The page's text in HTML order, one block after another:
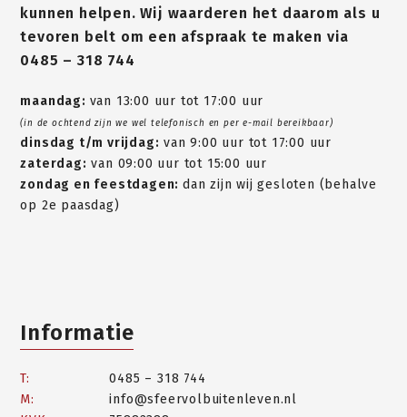
kunnen helpen. Wij waarderen het daarom als u
tevoren belt om een afspraak te maken via
0485 – 318 744
maandag: van 13:00 uur tot 17:00 uur
(in de ochtend zijn we wel telefonisch en per e-mail bereikbaar)
dinsdag t/m vrijdag: van 9:00 uur tot 17:00 uur
zaterdag: van 09:00 uur tot 15:00 uur
zondag en feestdagen:dan zijn wij gesloten (behalve
op 2e paasdag)
Informatie
T:
0485 – 318 744
M:
info@sfeervolbuitenleven.nl